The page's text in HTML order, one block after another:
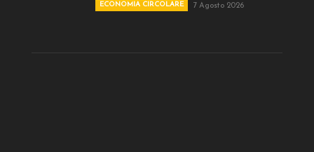
ECONOMIA CIRCOLARE 7 Agosto 2026